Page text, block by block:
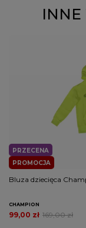
INNE
PROMOCJA
PRZECENA
Bluza dziecięca
CHAMPION
169,00 zł
99,00 zł